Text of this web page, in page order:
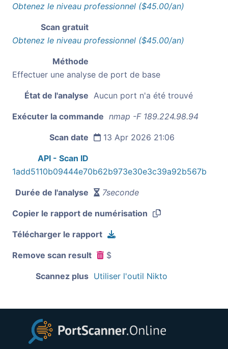
Obtenez le niveau professionnel ($45.00/an)
Scan gratuit
Obtenez le niveau professionnel ($45.00/an)
Méthode
Effectuer une analyse de port de base
État de l'analyse Aucun port n'a été trouvé
Exécuter la commande nmap -F 189.224.98.94
Scan date 13 Apr 2026 21:06
API - Scan ID
1add5110b09444e70b62b973e30e3c39a92b567b
Durée de l'analyse 7seconde
Copier le rapport de numérisation
Télécharger le rapport
Remove scan result $
Scannez plus Utiliser l'outil Nikto